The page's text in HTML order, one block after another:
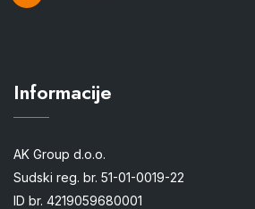
Informacije
AK Group d.o.o.
Sudski reg. br. 51-01-0019-22
ID br. 4219059680001